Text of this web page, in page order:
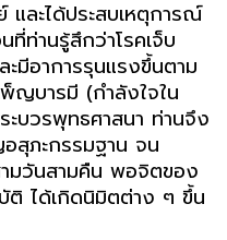
และได้ประสบเหตุการณ์
ท่านรู้สึกว่าโรคเจ็บ
ะมีอาการรุนแรงขึ้นตาม
ญบารมี (กำลังใจใน
บวรพุทธศาสนา ท่านจึง
สุภะกรรมฐาน จน
มวันสามคืน พอจิตของ
ติ ได้เกิดนิมิตต่าง ๆ ขึ้น